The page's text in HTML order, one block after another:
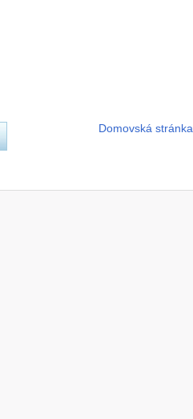
Domovská stránka